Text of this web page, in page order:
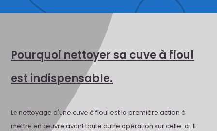
Pourquoi nettoyer sa cuve à fioul
est indispensable.
Le nettoyage d'une cuve à fioul est la première action à
mettre en œuvre avant toute autre opération sur celle-ci. Il